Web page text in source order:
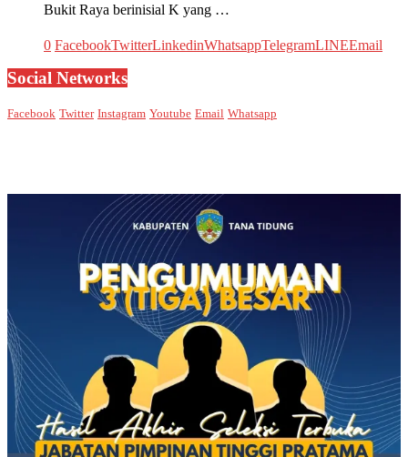
Bukit Raya berinisial K yang …
0 FacebookTwitterLinkedinWhatsappTelegramLINEEmail
Social Networks
Facebook Twitter Instagram Youtube Email Whatsapp